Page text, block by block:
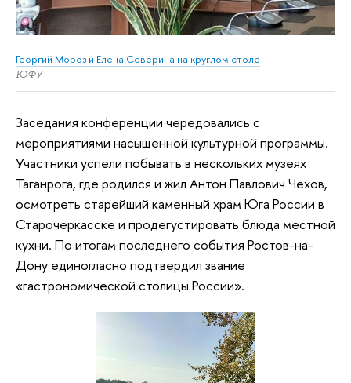
Георгий Мороз и Елена Северина на круглом столе
ЮФУ
Заседания конференции чередовались с
мероприятиями насыщенной культурной программы.
Участники успели побывать в нескольких музеях
Таганрога, где родился и жил Антон Павлович Чехов,
осмотреть старейший каменный храм Юга России в
Старочеркасске и продегустировать блюда местной
кухни. По итогам последнего события Ростов-на-
Дону единогласно подтвердил звание
«гастрономической столицы России».